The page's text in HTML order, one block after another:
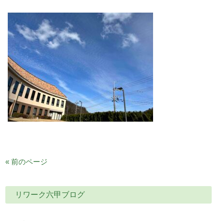
« 前のページ
リワーク六甲ブログ